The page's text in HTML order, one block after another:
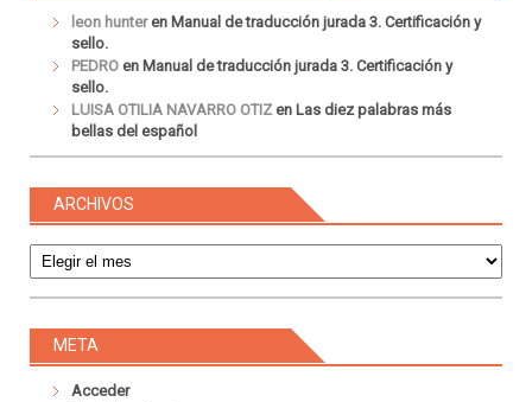
leon hunteren Manual de traducción jurada 3. Certificación y
sello.
PEDRO en Manual de traducción jurada 3. Certificación y
sello.
LUISA OTILIA NAVARRO OTIZ en Las diez palabras más
bellas del español
ARCHIVOS
META
Acceder